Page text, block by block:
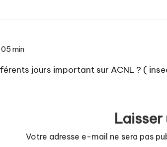
05 min
jours important sur ACNL ? (
Votre adresse e-mail ne sera pas